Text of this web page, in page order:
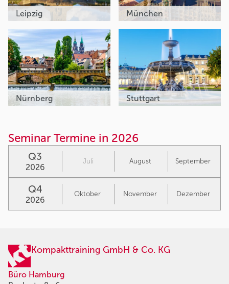
Leipzig München
Nürnberg Stuttgart
Seminar Termine in 2026
Q3
2026
Juli August September
Q4
2026
Oktober November Dezember
Kompakttraining GmbH & Co. KG
Büro Hamburg